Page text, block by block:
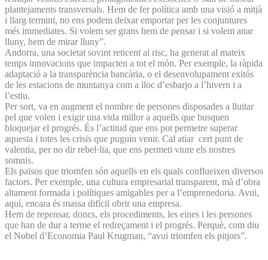
plantejaments transversals. Hem de fer política amb una visió a mitjà
i llarg termini, no ens podem deixar emportar per les conjuntures
més immediates. Si volem ser grans hem de pensar i si volem anar
lluny, hem de mirar lluny”.
Andorra, una societat sovint reticent al risc, ha generat al mateix
temps innovacions que impacten a tot el món. Per exemple, la ràpida
adaptació a la transparència bancària, o el desenvolupament exitós
de les estacions de muntanya com a lloc d’esbarjo a l’hivern i a
l’estiu.
Per sort, va en augment el nombre de persones disposades a lluitar
pel que volen i exigir una vida millor a aquells que busquen
bloquejar el progrés. És l’actitud que ens pot permetre superar
aquesta i totes les crisis que puguin venir. Cal atiar cert punt de
valentia, per no dir rebel·lia, que ens permeti viure els nostres
somnis.
Els països que triomfen són aquells en els quals conflueixen diversos
factors. Per exemple, una cultura empresarial transparent, mà d’obra
altament formada i polítiques amigables per a l’emprenedoria. Avui,
aquí, encara és massa difícil obrir una empresa.
Hem de repensar, doncs, els procediments, les eines i les persones
que han de dur a terme el redreçament i el progrés. Perquè, com diu
el Nobel d’Economia Paul Krugman, “avui triomfen els pitjors”.